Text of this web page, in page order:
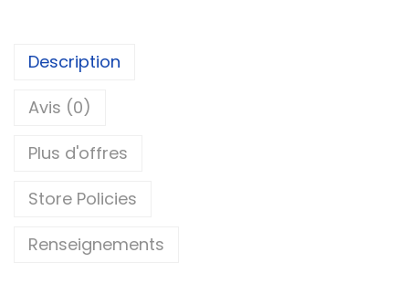
Description
Avis (0)
Plus d'offres
Store Policies
Renseignements